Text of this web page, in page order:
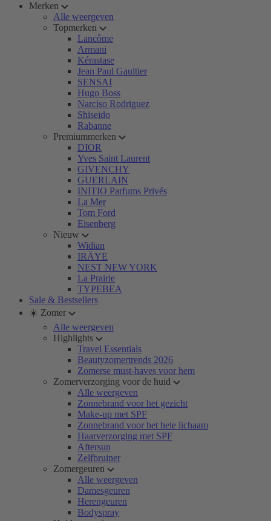
Merken
Alle weergeven
Topmerken
Lancôme
Armani
Kérastase
Jean Paul Gaultier
SENSAI
Hugo Boss
Narciso Rodriguez
Shiseido
Rabanne
Premiummerken
DIOR
Yves Saint Laurent
GIVENCHY
GUERLAIN
INITIO Parfums Privés
La Mer
Tom Ford
Eisenberg
Nieuw
Widian
IRÄYE
NEST NEW YORK
La Prairie
TYPEBEA
Sale & Bestsellers
☀️ Zomer
Alle weergeven
Highlights
Travel Essentials
Beautyzomertrends 2026
Zomerse must-haves voor hem
Zomerverzorging voor de huid
Alle weergeven
Zonnebrand voor het gezicht
Make-up met SPF
Zonnebrand voor het hele lichaam
Haarverzorging met SPF
Aftersun
Zelfbruiner
Zomergeuren
Alle weergeven
Damesgeuren
Herengeuren
Bodyspray